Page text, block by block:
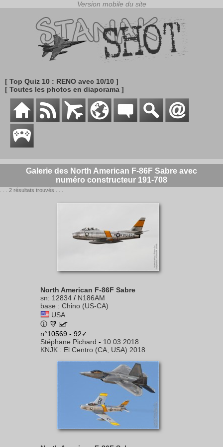
[ Top Quiz 10 : RENO avec 10/10 ]
[ Toutes les photos en diaporama ]
Galerie des North American F-86F Sabre avec
numéro constructeur 191-708
. . . 2 résultats trouvés . . .
North American F-86F Sabre
sn: 12834 / N186AM
base : Chino (US-CA)
USA
n°10569 - 92✓
Stéphane Pichard - 10.03.2018
KNJK : El Centro (CA, USA) 2018